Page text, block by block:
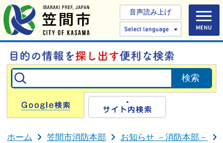
音声読み上げ
Select
Google検索
ホーム 笠間市消防本部 お知らせ －消防本部－